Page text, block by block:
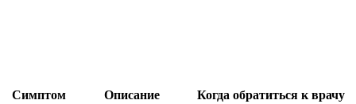
Симптом Описание Когда обратиться к врачу